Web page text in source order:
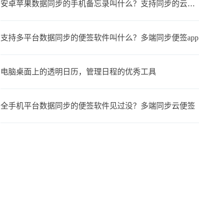
安卓苹果数据同步的手机备忘录叫什么？支持同步的云备忘录
支持多平台数据同步的便签软件叫什么？多端同步便签app
电脑桌面上的透明日历，管理日程的优秀工具
全手机平台数据同步的便签软件见过没？多端同步云便签